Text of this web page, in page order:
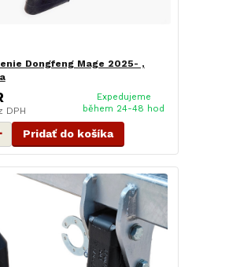
Dongfeng Mage 2025- ,
DPH
Expedujeme
během 24-48 hod
Pridať do košíka